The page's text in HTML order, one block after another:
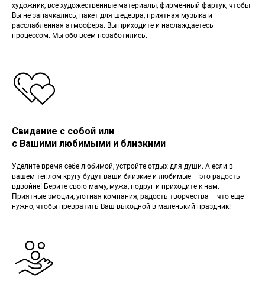
художник, все художественные материалы, фирменный фартук, чтобы
Вы не запачкались, пакет для шедевра, приятная музыка и
расслабленная атмосфера. Вы приходите и наслаждаетесь
процессом. Мы обо всем позаботились.
Свидание с собой или
с Вашими любимыми и близкими
Уделите время себе любимой, устройте отдых для души. А если в
вашем теплом кругу будут ваши близкие и любимые – это радость
вдвойне! Берите свою маму, мужа, подруг и приходите к нам.
Приятные эмоции, уютная компания, радость творчества – что еще
нужно, чтобы превратить Ваш выходной в маленький праздник!